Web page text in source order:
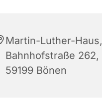
Martin-Luther-Haus,
Bahnhofstraße 262,
59199 Bönen